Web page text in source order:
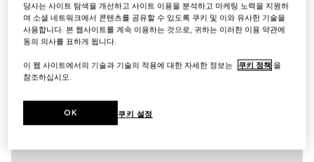
이니셜로 나만의 특별한 아이템 만들기
GG 엠블럼 스몰 지갑
₩750,000
당사는 사이트 탐색을 개선하고 사이트 이용을 분석하고 마케팅 노력을 지원하
며 소셜 네트워크에서 콘텐츠를 공유할 수 있도록 쿠키 및 이와 유사한 기술을
사용합니다. 본 웹사이트를 계속 이용하는 것으로, 귀하는 이러한 이용 약관에
동의 의사를 표하게 됩니다.
이 웹 사이트에서의 기술과 기술의 적용에 대한 자세한 정보는 쿠키 정책 을
참조하십시오.
쿠키 설정
OK